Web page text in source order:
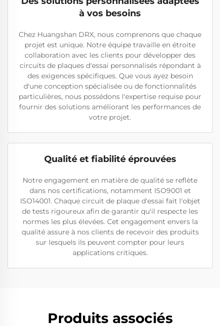
à vos besoins
Chez Huangshan DRX, nous comprenons que chaque
projet est unique. Notre équipe travaille en étroite
collaboration avec les clients pour développer des
circuits de plaques d'essai personnalisés répondant à
des exigences spécifiques. Que vous ayez besoin
d'une conception spécialisée ou de fonctionnalités
particulières, nous possédons l'expertise requise pour
fournir des solutions améliorant les performances de
votre projet.
Qualité et fiabilité éprouvées
Notre engagement en matière de qualité se reflète
dans nos certifications, notamment ISO9001 et
ISO14001. Chaque circuit de plaque d'essai fait l'objet
de tests rigoureux afin de garantir qu'il respecte les
normes les plus élevées. Cet engagement envers la
qualité assure à nos clients de recevoir des produits
sur lesquels ils peuvent compter pour leurs
applications critiques.
Produits associés